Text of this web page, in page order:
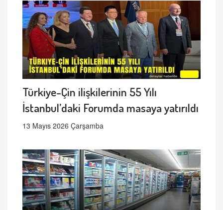
Türkiye-Çin ilişkilerinin 55 Yılı
İstanbul’daki Forumda masaya yatırıldı
13 Mayıs 2026 Çarşamba